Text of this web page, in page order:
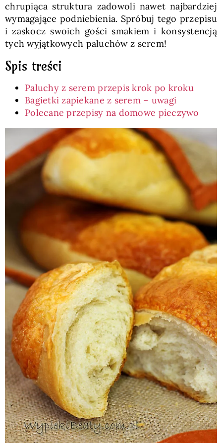
chrupiąca struktura zadowoli nawet najbardziej
wymagające podniebienia. Spróbuj tego przepisu
i zaskocz swoich gości smakiem i konsystencją
tych wyjątkowych paluchów z serem!
Spis treści
Paluchy z serem przepis krok po kroku
Bagietki zapiekane z serem – uwagi
Polecane przepisy na domowe pieczywo